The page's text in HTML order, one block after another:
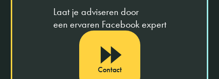
Laat je adviseren door
een ervaren Facebook expert
Contact